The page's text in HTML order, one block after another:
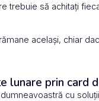
trebuie să achitați
același, chiar
lunare prin card
cu